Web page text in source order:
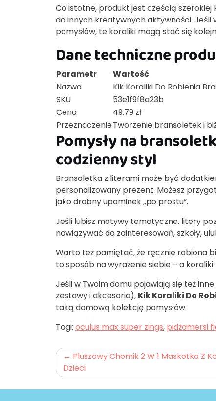
Co istotne, produkt jest częścią
do innych kreatywnych aktywności. Jeśli
pomysłów, te koraliki mogą stać się
Dane techniczne
Parametr
Wartość
Nazwa
Kik Koraliki Do Robienia
SKU
53e1f9f8a23b
Cena
49.79 zł
PrzeznaczenieTworzenie bransoletek i
Pomysły na
codzienny styl
Bransoletka z literami może być
personalizowany prezent. Możesz
jako drobny upominek „po prostu”.
Jeśli lubisz motywy tematyczne, litery
nawiązywać do zainteresowań, szkoły,
Warto też pamiętać, że ręcznie robiona
to sposób na wyrażenie siebie – a
Jeśli w Twoim domu pojawiają się też
zestawy i akcesoria), Kik Koraliki Do
taką domową kolekcję pomysłów.
Tagi: oculus max super zings, pidżamersi
Nawigacja
wpisu
Pluszowy Chomik 2 W 1 Maskotka Z
Dzieci